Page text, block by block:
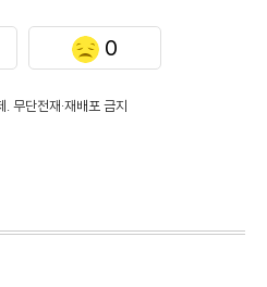
0
무단전재·재배포 금지